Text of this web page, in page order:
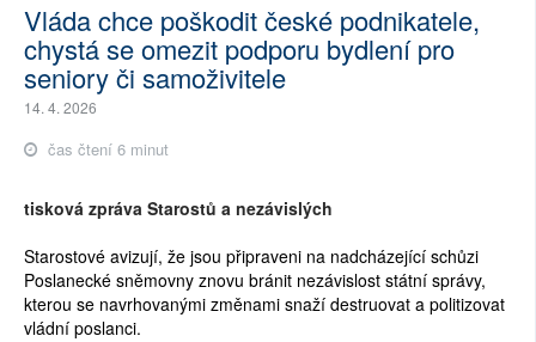
Vláda chce poškodit české podnikatele,
chystá se omezit podporu bydlení pro
seniory či samoživitele
14. 4. 2026
čas čtení 6 minut
tisková zpráva Starostů a nezávislých
Starostové avizují, že jsou připraveni na nadcházející schůzi
Poslanecké sněmovny znovu bránit nezávislost státní správy,
kterou se navrhovanými změnami snaží destruovat a politizovat
vládní poslanci.